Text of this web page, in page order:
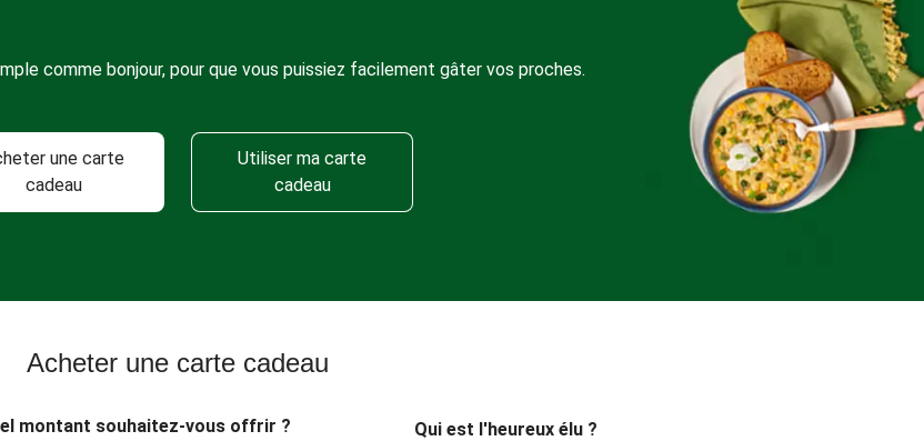
comme bonjour, pour que vous puissiez facilement gâter vos proches.
une carte
cadeau
Utiliser ma carte
cadeau
Acheter une carte cadeau
montant souhaitez-vous offrir ?
Qui est l'heureux élu ?